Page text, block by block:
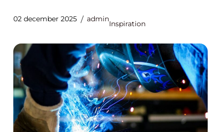
02 december 2025 admin
Inspiration